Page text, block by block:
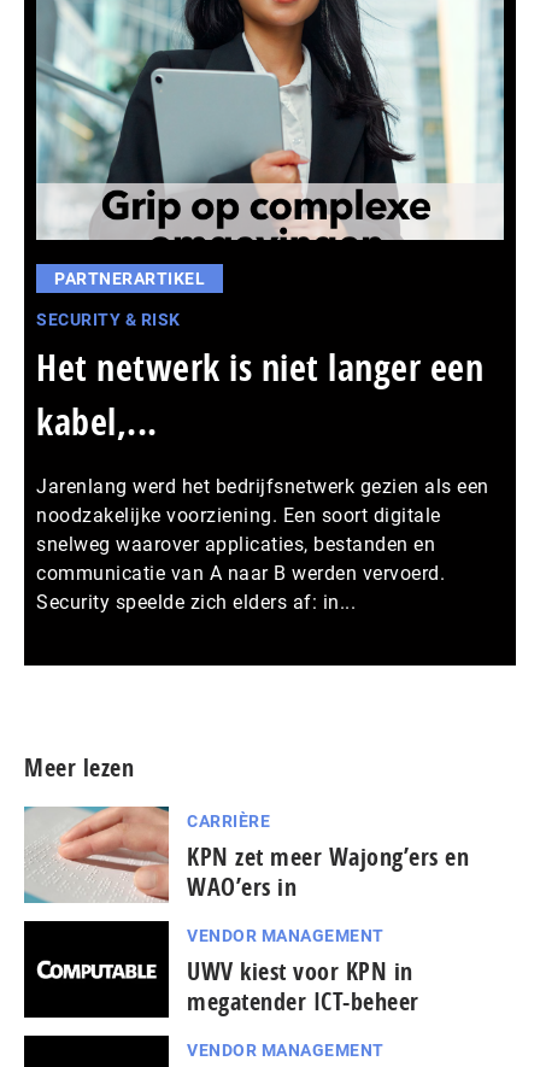
PARTNERARTIKEL
SECURITY & RISK
Het netwerk is niet langer een
kabel,...
Jarenlang werd het bedrijfsnetwerk gezien als een
noodzakelijke voorziening. Een soort digitale
snelweg waarover applicaties, bestanden en
communicatie van A naar B werden vervoerd.
Security speelde zich elders af: in...
Meer lezen
CARRIÈRE
KPN zet meer Wajong’ers en
WAO’ers in
VENDOR MANAGEMENT
UWV kiest voor KPN in
megatender ICT-beheer
VENDOR MANAGEMENT